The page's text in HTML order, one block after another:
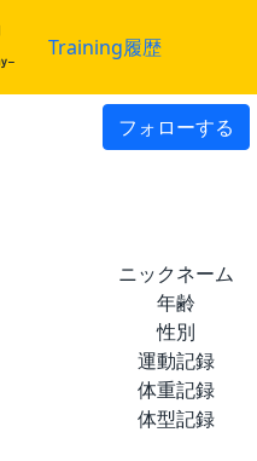
Training履歴
フォローする
ニックネーム
年齢
性別
運動記録
体重記録
体型記録